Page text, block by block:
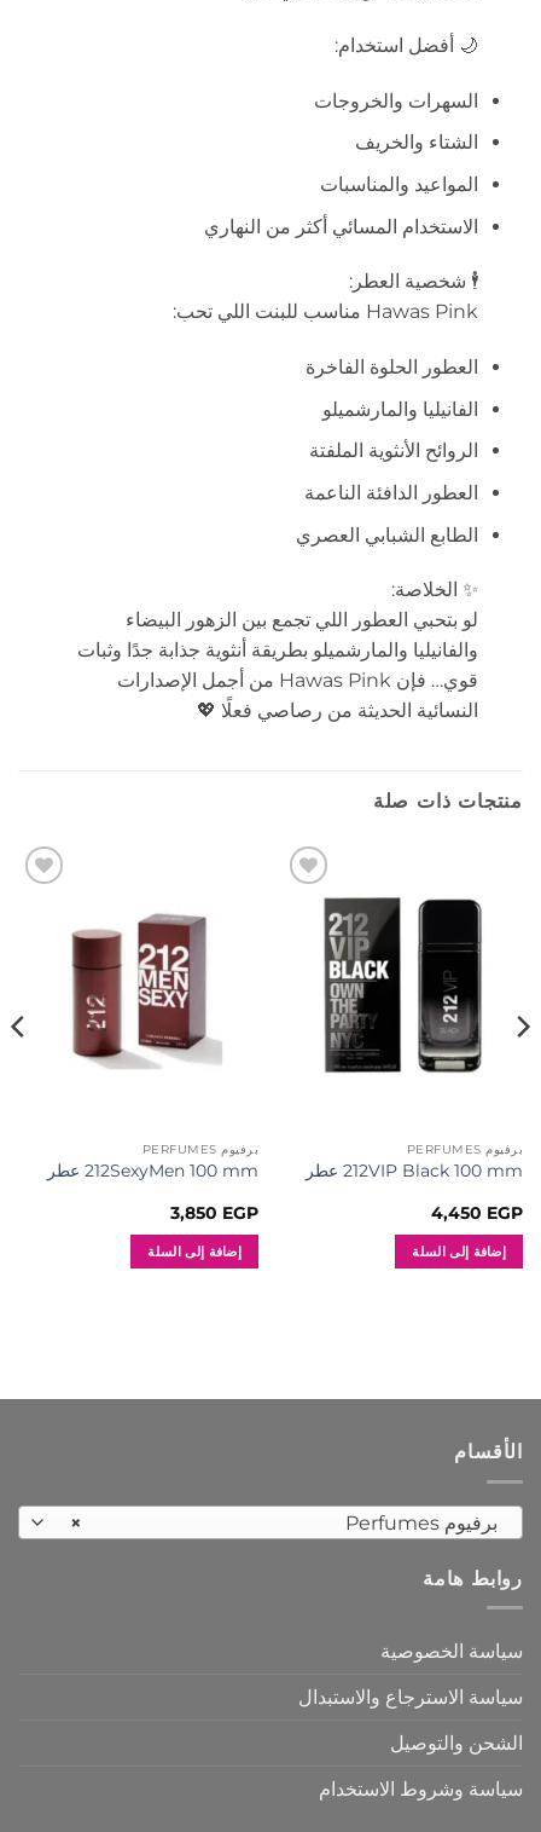
🌙 أفضل استخدام:
السهرات والخروجات
الشتاء والخريف
المواعيد والمناسبات
الاستخدام المسائي أكثر من النهاري
🕴️ شخصية العطر:
Hawas Pink مناسب للبنت اللي تحب:
العطور الحلوة الفاخرة
الفانيليا والمارشميلو
الروائح الأنثوية الملفتة
العطور الدافئة الناعمة
الطابع الشبابي العصري
✨ الخلاصة:
لو بتحبي العطور اللي تجمع بين الزهور البيضاء
والفانيليا والمارشميلو بطريقة أنثوية جذابة جدًا وثبات
قوي… فإن Hawas Pink من أجمل الإصدارات
النسائية الحديثة من رصاصي فعلًا 💖
منتجات ذات صلة
برفيوم PERFUMES
212VIP Black 100 mm عطر
4,450 EGP
إضافة إلى السلة
برفيوم PERFUMES
212SexyMen 100 mm عطر
3,850 EGP
إضافة إلى السلة
الأقسام
× برفيوم Perfumes
روابط هامة
سياسة الخصوصية
سياسة الاسترجاع والاستبدال
الشحن والتوصيل
سياسة وشروط الاستخدام